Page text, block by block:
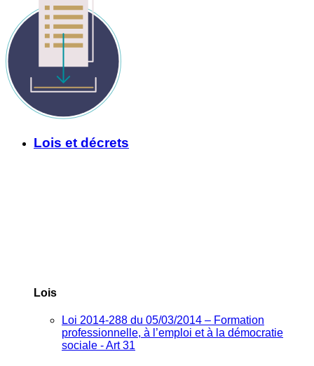
Lois et décrets
Lois
Loi 2014-288 du 05/03/2014 – Formation
professionnelle, à l’emploi et à la démocratie
sociale - Art 31